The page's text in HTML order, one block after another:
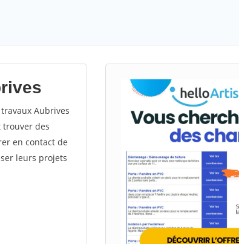
Aubrives
des
en contact de
leurs projets